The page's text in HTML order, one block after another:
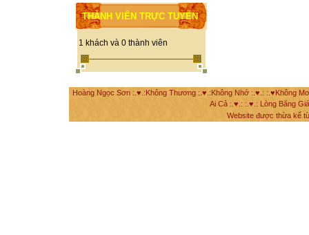
THÀNH VIÊN TRỰC TUYẾN
1 khách và 0 thành viên
Hoàng Ngọc Sơn :.♥.:Không Thương :.♥.:Không Nhớ :.♥.: :.♥Không
Ai Cả :.♥.: :.♥.: Lòng Băng
Website được thừa kế